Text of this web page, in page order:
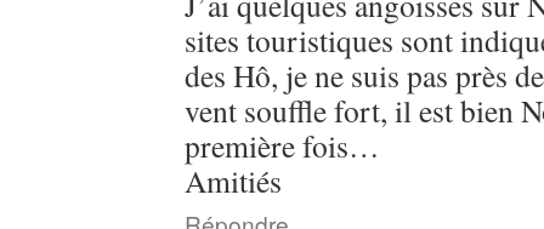
sites touristiques sont
des Hô, je ne suis pas près
vent souffle fort, il est bien
première fois…
Amitiés